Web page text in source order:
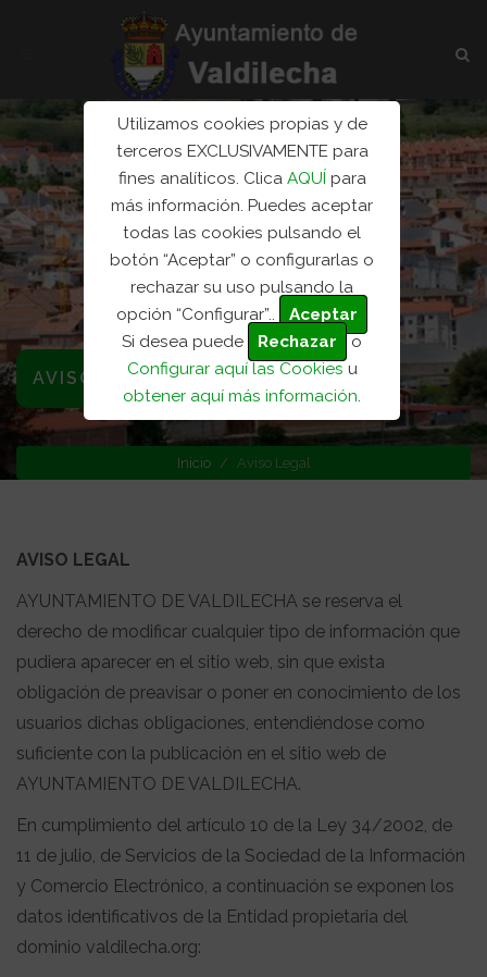
Utilizamos cookies propias y de
terceros EXCLUSIVAMENTE para
fines analíticos. Clica AQUÍ para
más información. Puedes aceptar
todas las cookies pulsando el
botón “Aceptar” o configurarlas o
rechazar su uso pulsando la
opción “Configurar”..
Aceptar
Si desea puede
Rechazar
o
Configurar aquí las Cookies u
obtener aquí más información.
AVISO LEGAL
Inicio Aviso Legal
AVISO LEGAL
AYUNTAMIENTO DE VALDILECHA se reserva el
derecho de modificar cualquier tipo de información que
pudiera aparecer en el sitio web, sin que exista
obligación de preavisar o poner en conocimiento de los
usuarios dichas obligaciones, entendiéndose como
suficiente con la publicación en el sitio web de
AYUNTAMIENTO DE VALDILECHA.
En cumplimiento del artículo 10 de la Ley 34/2002, de
11 de julio, de Servicios de la Sociedad de la Información
y Comercio Electrónico, a continuación se exponen los
datos identificativos de la Entidad propietaria del
dominio valdilecha.org: